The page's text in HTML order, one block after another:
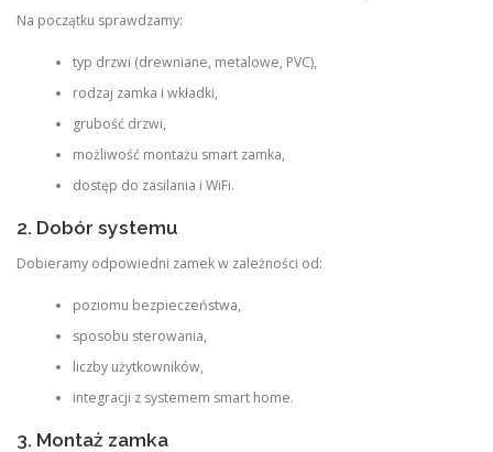
Na początku sprawdzamy:
typ drzwi (drewniane, metalowe, PVC),
rodzaj zamka i wkładki,
grubość drzwi,
możliwość montażu smart zamka,
dostęp do zasilania i WiFi.
2. Dobór systemu
Dobieramy odpowiedni zamek w zależności od:
poziomu bezpieczeństwa,
sposobu sterowania,
liczby użytkowników,
integracji z systemem smart home.
3. Montaż zamka